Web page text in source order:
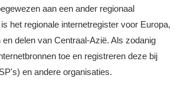
aan een ander regionaal
het regionale internetregister voor Europa,
delen van Centraal-Azië. Als zodanig
toe en registreren deze bij
en andere organisaties.